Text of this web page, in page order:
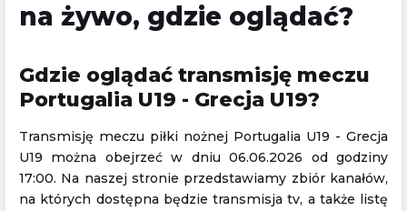
na żywo, gdzie oglądać?
Gdzie oglądać transmisję meczu
Portugalia U19 - Grecja U19?
Transmisję meczu piłki nożnej Portugalia U19 - Grecja
U19 można obejrzeć w dniu 06.06.2026 od godziny
17:00. Na naszej stronie przedstawiamy zbiór kanałów,
na których dostępna będzie transmisja tv, a także listę